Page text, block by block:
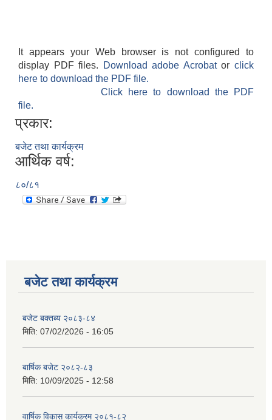
It appears your Web browser is not configured to
display PDF files.
Download adobe Acrobatorclick
here to download the PDF file.
Click here to download the PDF
file.
प्रकार:
बजेट तथा कार्यक्रम
आर्थिक वर्ष:
८०/८१
बजेट तथा कार्यक्रम
बजेट बक्तब्य २०८३-८४
मिति: 07/02/2026 - 16:05
बार्षिक बजेट २०८२-८३
मिति: 10/09/2025 - 12:58
वार्षिक विकास कार्यक्रम २०८१-८२